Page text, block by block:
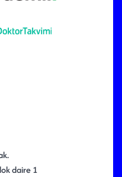
daire 1